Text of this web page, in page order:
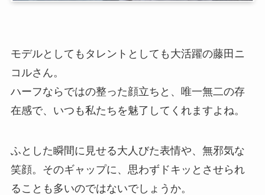
モデルとしてもタレントとしても大活躍の藤田ニ
コルさん。
ハーフならではの整った顔立ちと、唯一無二の存
在感で、いつも私たちを魅了してくれますよね。
ふとした瞬間に見せる大人びた表情や、無邪気な
笑顔。そのギャップに、思わずドキッとさせられ
ることも多いのではないでしょうか。